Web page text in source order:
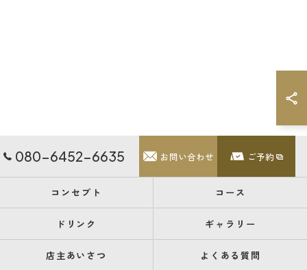
080-6452-6635 お問い合わせ ご予約
コンセプト コース
ドリンク ギャラリー
店主あいさつ よくある質問